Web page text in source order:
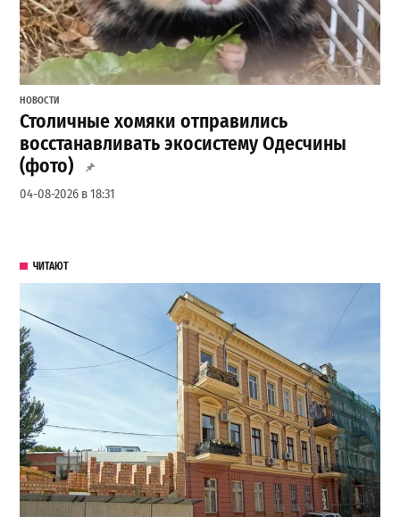
НОВОСТИ
Столичные хомяки отправились
восстанавливать экосистему Одесчины
(фото)
04-08-2026 в 18:31
ЧИТАЮТ